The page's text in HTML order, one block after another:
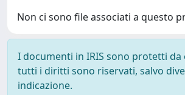
Non ci sono file associati a questo
I documenti in IRIS sono protetti
tutti i diritti sono riservati, salvo
indicazione.